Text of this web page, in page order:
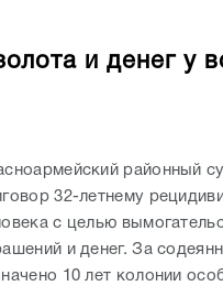
и денег у
районный
32-летнему
с целью
и денег. За
10 лет колонии